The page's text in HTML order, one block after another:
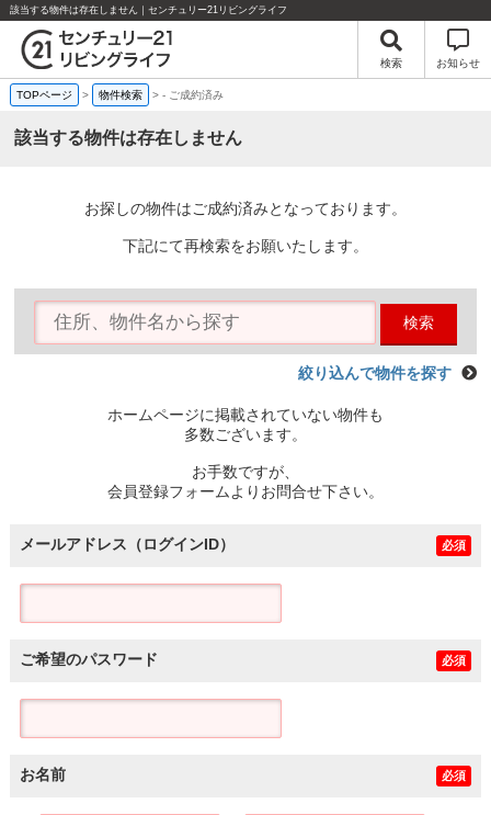
該当する物件は存在しません｜センチュリー21リビングライフ
検索 お知らせ
TOPページ > 物件検索 >- ご成約済み
該当する物件は存在しません
お探しの物件はご成約済みとなっております。
下記にて再検索をお願いたします。
検索
絞り込んで物件を探す
ホームページに掲載されていない物件も
多数ございます。
お手数ですが、
会員登録フォームよりお問合せ下さい。
メールアドレス（ログインID） 必須
ご希望のパスワード 必須
お名前 必須